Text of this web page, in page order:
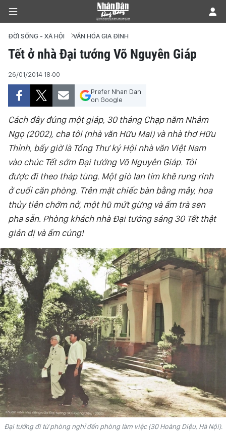
CHÍNH TRỊ
TIÊU ĐIỂM
ĐỜI SỐNG - XÃ HỘI
KHOA HỌC - GIÁO DỤC
AN NINH - XÃ HỘI
KINH TẾ
VĂN HÓA
THỂ THAO
QUỐC TẾ
NHÂN DÂN ĐIỆN TỬ
BÁO THỜI NAY
NHÂN DÂN CUỐI TUẦN
ĐỜI SỐNG - XÃ HỘI VĂN HÓA GIA ĐÌNH
Tết ở nhà Đại tướng Võ Nguyên Giáp
26/01/2014 18:00
Prefer Nhan Dan
on Google
Cách đây đúng một giáp, 30 tháng Chạp năm Nhâm
Ngọ (2002), cha tôi (nhà văn Hữu Mai) và nhà thơ Hữu
Thỉnh, bấy giờ là Tổng Thư ký Hội nhà văn Việt Nam
vào chúc Tết sớm Ðại tướng Võ Nguyên Giáp. Tôi
được đi theo tháp tùng. Một giò lan tím khẽ rung rinh
ở cuối căn phòng. Trên mặt chiếc bàn bằng mây, hoa
thủy tiên chớm nở, một hũ mứt gừng và ấm trà sen
pha sẵn. Phòng khách nhà Ðại tướng sáng 30 Tết thật
giản dị và ấm cúng!
Đại tướng đi từ phòng nghỉ đến phòng làm việc (30 Hoàng Diệu, Hà Nội).